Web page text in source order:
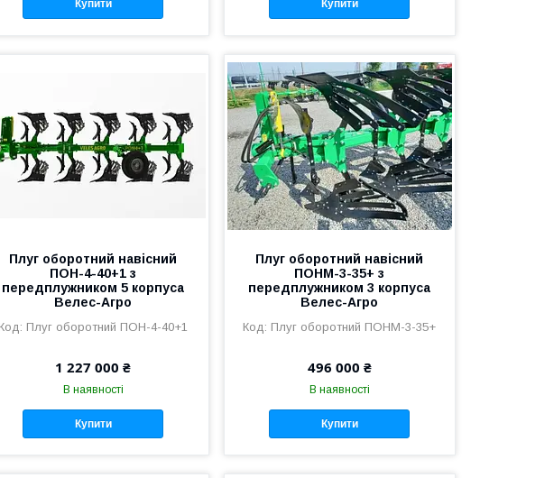
Купити Купити
Плуг оборотний навісний
ПОН-4-40+1 з
передплужником 5 корпуса
Велес-Агро
Плуг оборотний ПОН-4-40+1
1 227 000 ₴
В наявності
Купити
Плуг оборотний навісний
ПОНМ-3-35+ з
передплужником 3 корпуса
Велес-Агро
Плуг оборотний ПОНМ-3-35+
496 000 ₴
В наявності
Купити